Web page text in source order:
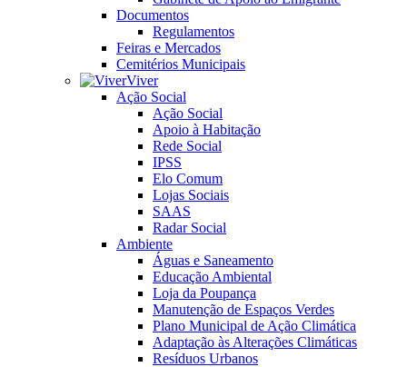
Documentos
Regulamentos
Feiras e Mercados
Cemitérios Municipais
Viver
Ação Social
Ação Social
Apoio à Habitação
Rede Social
IPSS
Elo Comum
Lojas Sociais
SAAS
Radar Social
Ambiente
Águas e Saneamento
Educação Ambiental
Loja da Poupança
Manutenção de Espaços Verdes
Plano Municipal de Ação Climática
Adaptação às Alterações Climáticas
Resíduos Urbanos